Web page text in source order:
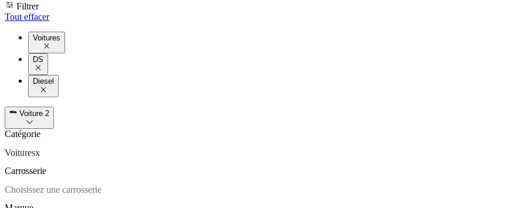
Filtrer
Tout effacer
Voitures
DS
Diesel
Voiture 2
Catégorie
Voituresx
Carrosserie
Choisissez une carrosserie